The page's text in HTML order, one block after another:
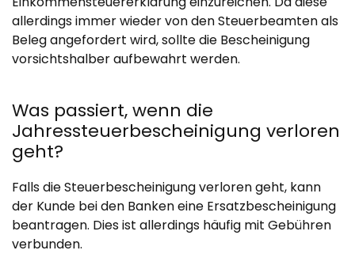
allerdings immer wieder von den Steuerbeamten als
Beleg angefordert wird, sollte die Bescheinigung
vorsichtshalber aufbewahrt werden.
Was passiert, wenn die
Jahressteuerbescheinigung verloren
geht?
Falls die Steuerbescheinigung verloren geht, kann
der Kunde bei den Banken eine Ersatzbescheinigung
beantragen. Dies ist allerdings häufig mit Gebühren
verbunden.